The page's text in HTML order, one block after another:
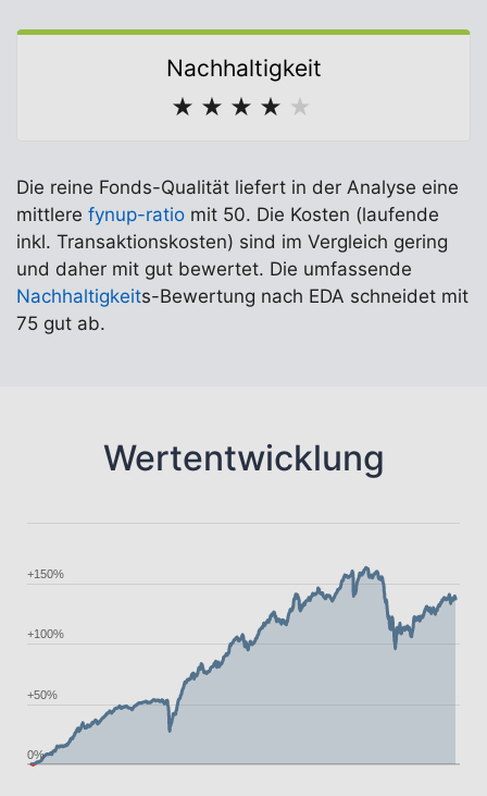
Nachhaltigkeit
★ ★ ★ ★ ★
Die reine Fonds-Qualität liefert in der Analyse eine
mittlere fynup-ratio mit 50. Die Kosten (laufende
inkl. Transaktionskosten) sind im Vergleich gering
und daher mit gut bewertet. Die umfassende
Nachhaltigkeits-Bewertung nach EDA schneidet mit
75 gut ab.
Wertentwicklung
0%
+50%
+100%
+150%